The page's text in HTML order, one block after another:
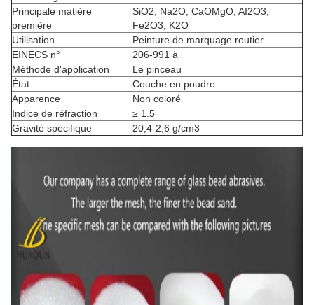
Principale matière
première
SiO2, Na2O, CaOMgO, AI2O3,
Fe2O3, K2O
Utilisation
Peinture de marquage routier
EINECS n°
206-991 à
Méthode d'application
Le pinceau
État
Couche en poudre
Apparence
Non coloré
Indice de réfraction
≥ 1.5
Gravité spécifique
20,4-2,6 g/cm3